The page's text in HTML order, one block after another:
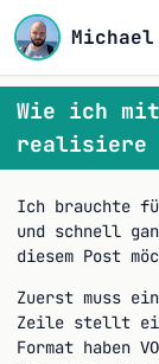
Wie ich
realisiere
Ich brauchte
und schnell
diesem Post
Zuerst muss
Zeile stellt
Format haben